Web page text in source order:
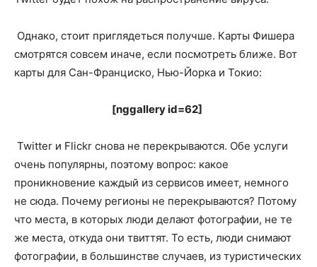
Однако, стоит приглядеться получше. Карты Фишера
смотрятся совсем иначе, если посмотреть ближе. Вот
карты для Сан-Франциско, Нью-Йорка и Токио:
[nggallery id=62]
Twitter и Flickr снова не перекрываются. Обе услуги
очень популярны, поэтому вопрос: какое
проникновение каждый из сервисов имеет, немного
не сюда. Почему регионы не перекрываются? Потому
что места, в которых люди делают фотографии, не те
же места, откуда они твиттят. То есть, люди снимают
фотографии, в большинстве случаев, из туристических